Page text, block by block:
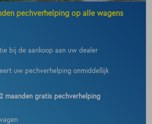
pechverhelping op alle wagens
bij de aankoop aan uw dealer
uw pechverhelping onmiddellijk
maanden gratis pechverhelping